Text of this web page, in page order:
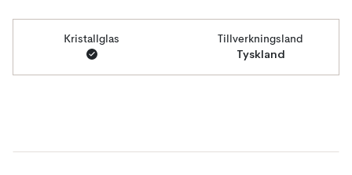
Kristallglas Tillverkningsland
Tyskland